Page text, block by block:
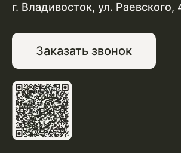
г. Владивосток, ул. Раевского,
Заказать звонок